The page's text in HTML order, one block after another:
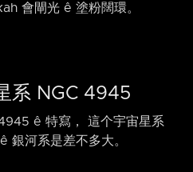
會閘光 ê 塗粉闊環。
系 NGC 4945
ê 特寫， 這个宇宙星系
銀河系是差不多大。